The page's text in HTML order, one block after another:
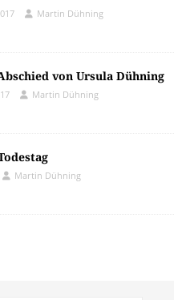
Martin Dühning
von Ursula Dühning
Martin Dühning
Martin Dühning